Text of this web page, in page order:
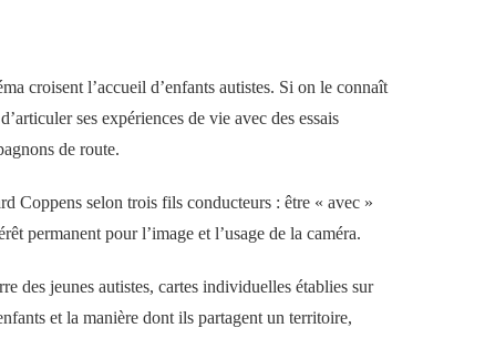
croisent l’accueil d’enfants autistes. Si on le connaît
ses expériences de vie avec des essais
de route.
Coppens selon trois fils conducteurs : être « avec »
permanent pour l’image et l’usage de la caméra.
des jeunes autistes, cartes individuelles établies sur
et la manière dont ils partagent un territoire,